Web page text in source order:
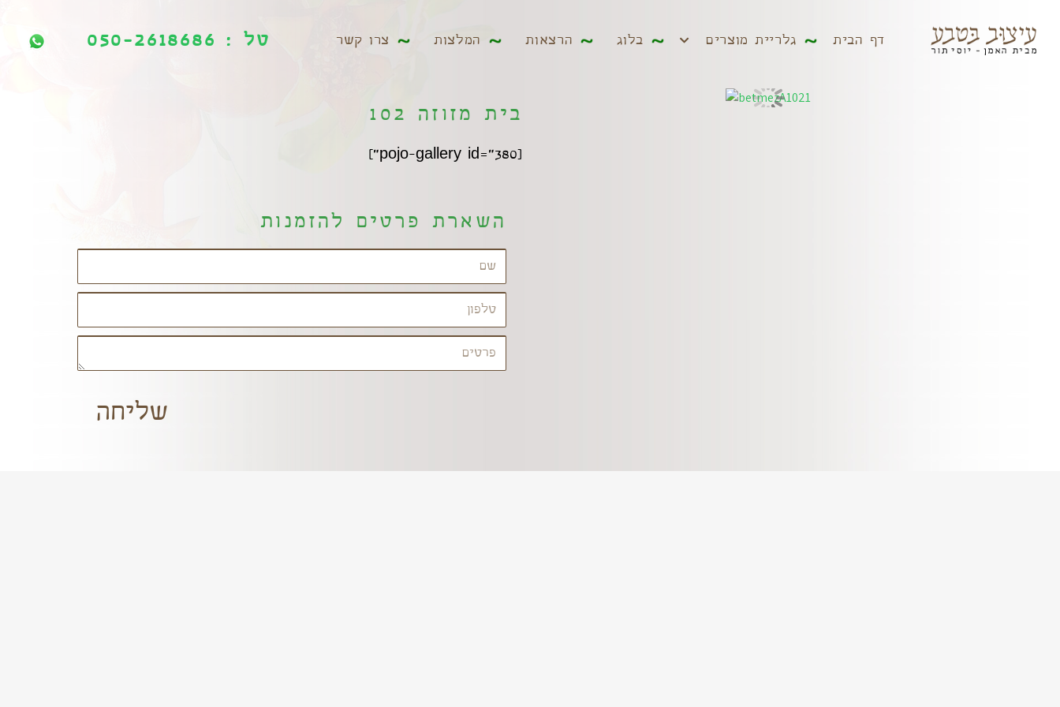
דף הבית גלריית מוצרים בלוג הרצאות המלצות צרו קשר טל : 050-2618686 דף הבית גלריית מוצרים בלוג הרצאות המלצות צרו קשר טל : 050-2618686
בית מזוזה 102
[pojo-gallery id="380"]
שליחה
השארת פרטים להזמנות